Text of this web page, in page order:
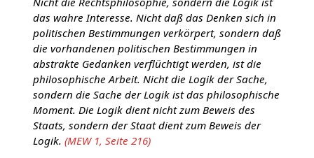
das wahre Interesse. Nicht daß das Denken sich in
politischen Bestimmungen verkörpert, sondern daß
die vorhandenen politischen Bestimmungen in
abstrakte Gedanken verflüchtigt werden, ist die
philosophische Arbeit. Nicht die Logik der Sache,
sondern die Sache der Logik ist das philosophische
Moment. Die Logik dient nicht zum Beweis des
Staats, sondern der Staat dient zum Beweis der
Logik. (MEW 1, Seite 216)